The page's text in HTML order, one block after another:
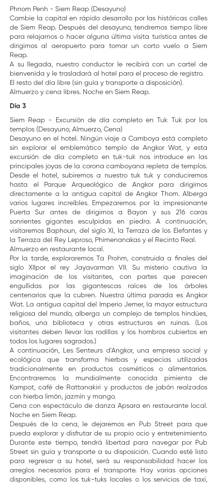
Phnom Penh - Siem Reap (Desayuno)
Cambie la capital en rápido desarrollo por las históricas calles
de Siem Reap. Después del desayuno, tendremos tiempo libre
para relajarnos o hacer alguna última visita turística antes de
dirigirnos al aeropuerto para tomar un corto vuelo a Siem
Reap.
A su llegada, nuestro conductor le recibirá con un cartel de
bienvenida y le trasladará al hotel para el proceso de registro.
El resto del día libre (sin guía y transporte a disposición).
Almuerzo y cena libres. Noche en Siem Reap.
Día 3
Siem Reap - Excursión de día completo en Tuk Tuk por los
templos (Desayuno, Almuerzo, Cena)
Desayuno en el hotel. Ningún viaje a Camboya está completo
sin explorar el emblemático templo de Angkor Wat, y esta
excursión de día completo en tuk-tuk nos introduce en las
principales joyas de la corona camboyana repleta de templos.
Desde el hotel, subiremos a nuestro tuk tuk y conduciremos
hasta el Parque Arqueológico de Angkor para dirigirnos
directamente a la antigua capital de Angkor Thom. Alberga
varios lugares increíbles. Empezaremos por la impresionante
Puerta Sur antes de dirigirnos a Bayon y sus 216 caras
sonrientes gigantes esculpidas en piedra. A continuación,
visitaremos Baphoun, del siglo XI, la Terraza de los Elefantes y
la Terraza del Rey Leproso, Phimenanakas y el Recinto Real.
Almuerzo en restaurante local.
Por la tarde, exploraremos Ta Prohm, construida a finales del
siglo XIIpor el rey Jayavarman VII. Su misterio cautiva la
imaginación de los visitantes, con partes que parecen
engullidas por las gigantescas raíces de los árboles
centenarios que la cubren. Nuestra última parada es Angkor
Wat. La antigua capital del Imperio Jemer, la mayor estructura
religiosa del mundo, alberga un complejo de templos hindúes,
baños, una biblioteca y otras estructuras en ruinas. (Los
visitantes deben llevar las rodillas y los hombros cubiertos en
todos los lugares sagrados.)
A continuación, Les Senteurs d'Angkor, una empresa social y
ecológica que transforma hierbas y especias utilizadas
tradicionalmente en productos cosméticos o alimentarios.
Encontraremos la mundialmente conocida pimienta de
Kampot, café de Rattanakiri y productos de jabón realzados
con hierba limón, jazmín y mango.
Cena con espectáculo de danza Apsara en restaurante local.
Noche en Siem Reap.
Después de la cena, le dejaremos en Pub Street para que
pueda explorar y disfrutar de su propio ocio y entretenimiento.
Durante este tiempo, tendrá libertad para navegar por Pub
Street sin guía y transporte a su disposición. Cuando esté listo
para regresar a su hotel, será su responsabilidad hacer los
arreglos necesarios para el transporte. Hay varias opciones
disponibles, como los tuk-tuks locales o los servicios de taxi,